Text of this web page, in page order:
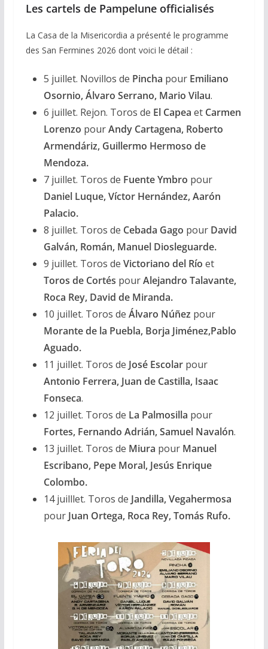
Les cartels de Pampelune officialisés
La Casa de la Misericordia a présenté le programme
des San Fermines 2026 dont voici le détail :
5 juillet. Novillos de Pincha pour Emiliano
Osornio, Álvaro Serrano, Mario Vilau.
6 juillet. Rejon. Toros de El Capea et Carmen
Lorenzo pourAndy Cartagena, Roberto
Armendáriz, Guillermo Hermoso de
Mendoza.
7 juillet. Toros de Fuente Ymbro pour
Daniel Luque, Víctor Hernández, Aarón
Palacio.
8 juillet. Toros de Cebada Gago pour David
Galván, Román, Manuel Diosleguarde.
9 juillet. Toros de Victoriano del Río et
Toros de Cortés pourAlejandro Talavante,
Roca Rey, David de Miranda.
10 juillet. Toros de Álvaro Núñez pour
Morante de la Puebla, Borja Jiménez,Pablo
Aguado.
11 juillet. Toros de José Escolarpour
Antonio Ferrera, Juan de Castilla, Isaac
Fonseca.
12 juillet. Toros de La Palmosilla pour
Fortes, Fernando Adrián, Samuel Navalón.
13 juillet. Toros de Miura pour Manuel
Escribano, Pepe Moral, Jesús Enrique
Colombo.
14 juilllet. Toros de Jandilla, Vegahermosa
pourJuan Ortega, Roca Rey, Tomás Rufo.